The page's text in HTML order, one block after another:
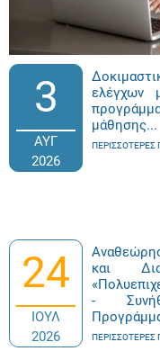
3
ΑΥΓ
2026
ελέγχων
μάθησης...
ΠΕΡΙΣΣΌΤΕΡΕΣ
24
ΙΟΥΛ
2026
και
-
ΠΕΡΙΣΣΌΤΕΡΕΣ